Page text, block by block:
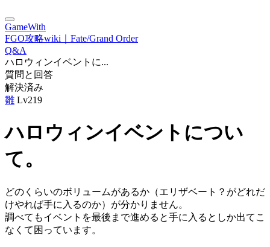
GameWith
FGO攻略wiki｜Fate/Grand Order
Q&A
ハロウィンイベントに...
質問と回答
解決済み
雛 Lv219
ハロウィンイベントについ
て。
どのくらいのボリュームがあるか（エリザベート？がどれだ
けやれば手に入るのか）が分かりません。
調べてもイベントを最後まで進めると手に入るとしか出てこ
なくて困っています。